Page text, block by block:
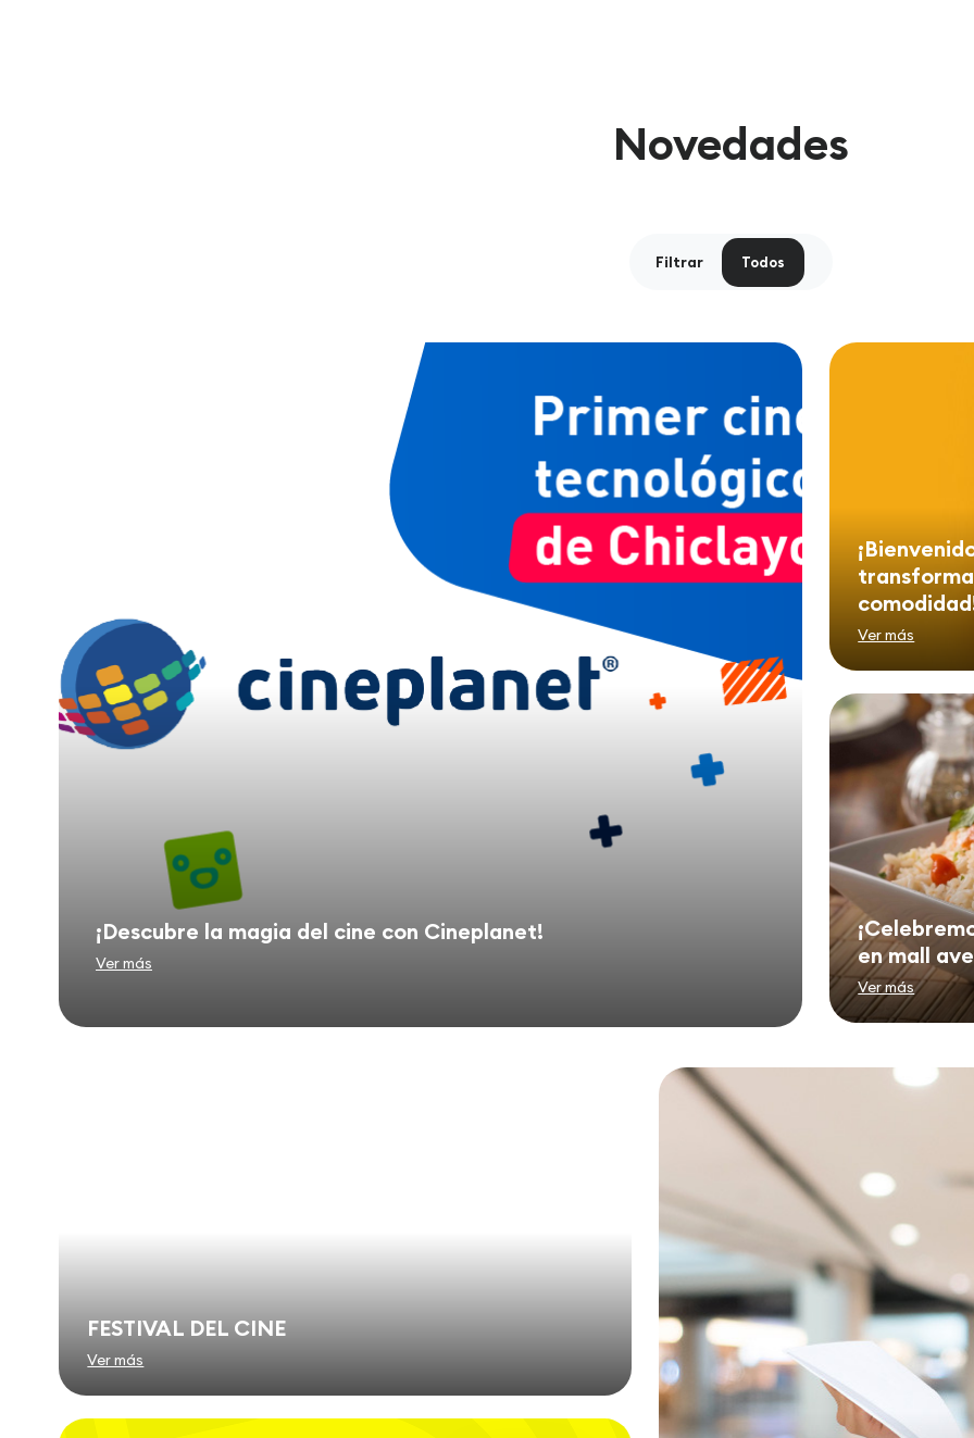
Novedades
Filtrar Todos
¡Descubre la magia del cine con Cineplanet!
Ver más
Ver más
en mall
Ver más
FESTIVAL DEL CINE
Ver más